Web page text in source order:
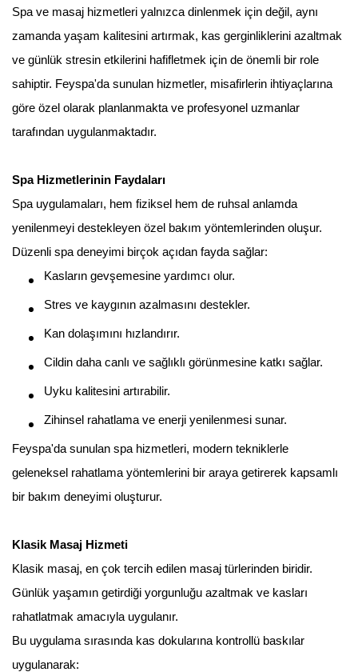
Spa ve masaj hizmetleri yalnızca dinlenmek için değil, aynı
zamanda yaşam kalitesini artırmak, kas gerginliklerini azaltmak
ve günlük stresin etkilerini hafifletmek için de önemli bir role
sahiptir. Feyspa'da sunulan hizmetler, misafirlerin ihtiyaçlarına
göre özel olarak planlanmakta ve profesyonel uzmanlar
tarafından uygulanmaktadır.
Spa Hizmetlerinin Faydaları
Spa uygulamaları, hem fiziksel hem de ruhsal anlamda
yenilenmeyi destekleyen özel bakım yöntemlerinden oluşur.
Düzenli spa deneyimi birçok açıdan fayda sağlar:
Kasların gevşemesine yardımcı olur.
Stres ve kaygının azalmasını destekler.
Kan dolaşımını hızlandırır.
Cildin daha canlı ve sağlıklı görünmesine katkı sağlar.
Uyku kalitesini artırabilir.
Zihinsel rahatlama ve enerji yenilenmesi sunar.
Feyspa'da sunulan spa hizmetleri, modern tekniklerle
geleneksel rahatlama yöntemlerini bir araya getirerek kapsamlı
bir bakım deneyimi oluşturur.
Klasik Masaj Hizmeti
Klasik masaj, en çok tercih edilen masaj türlerinden biridir.
Günlük yaşamın getirdiği yorgunluğu azaltmak ve kasları
rahatlatmak amacıyla uygulanır.
Bu uygulama sırasında kas dokularına kontrollü baskılar
uygulanarak: